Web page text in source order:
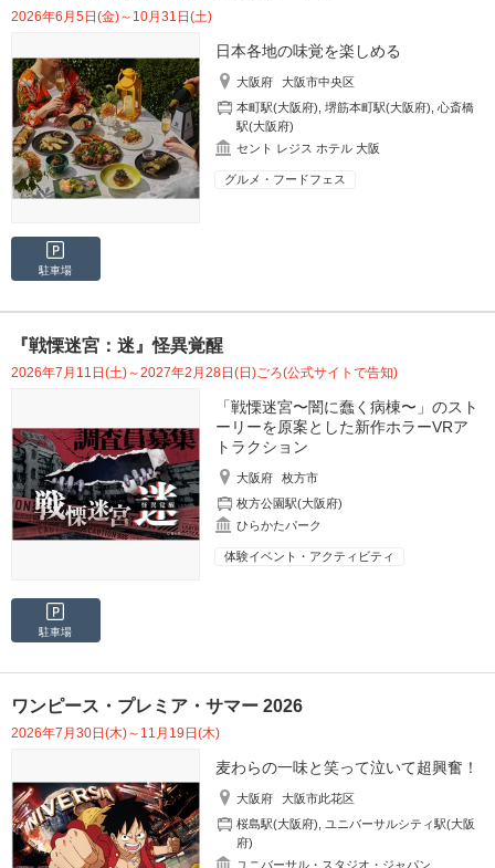
2026年6月5日(金)～10月31日(土)
日本各地の味覚を楽しめる
大阪府
大阪市中央区
本町駅(大阪府) ,堺筋本町駅(大阪府) ,心斎橋
駅(大阪府)
セント レジス ホテル 大阪
グルメ・フードフェス
駐車場
『戦慄迷宮：迷』怪異覚醒
2026年7月11日(土)～2027年2月28日(日)ごろ(公式サイトで告知)
「戦慄迷宮〜闇に蠢く病棟〜」のスト
ーリーを原案とした新作ホラーVRア
トラクション
大阪府
枚方市
枚方公園駅(大阪府)
ひらかたパーク
体験イベント・アクティビティ
駐車場
ワンピース・プレミア・サマー 2026
2026年7月30日(木)～11月19日(木)
麦わらの一味と笑って泣いて超興奮！
大阪府
大阪市此花区
桜島駅(大阪府),ユニバーサルシティ駅(大阪
府)
ユニバーサル・スタジオ・ジャパン